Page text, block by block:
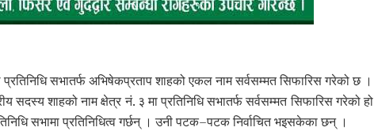
सभातर्फ अभिषेकप्रताप शाहको एकल नाम सर्वसम्मत सिफारिस गरेको छ ।
सदस्य शाहको नाम क्षेत्र नं. ३ मा प्रतिनिधि सभातर्फ सर्वसम्मत सिफारिस गरेको हो
सभामा प्रतिनिधित्व गर्छन् । उनी पटक–पटक निर्वाचित भइसकेका छन् ।